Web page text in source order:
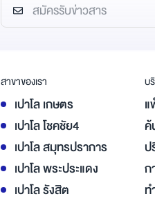
สาขาของเรา
เปาโล เกษตร
เปาโล โชคชัย4
เปาโล สมุทรปราการ
เปาโล พระประแดง
เปาโล รังสิต
บ
แ
ก